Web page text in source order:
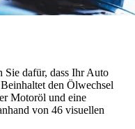
Sie dafür, dass Ihr Auto
den Ölwechsel
Motoröl und eine
von 46 visuellen